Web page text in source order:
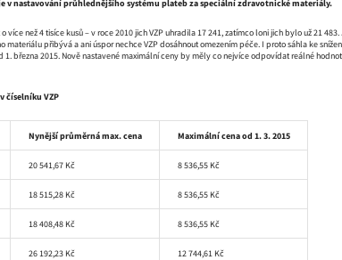
v nastavování průhlednějšího systému plateb za speciální zdravotnické materiály.
více než 4 tisíce kusů – v roce 2010 jich VZP uhradila 17 241, zatímco loni jich bylo už 21 483.
materiálu přibývá a ani úspor nechce VZP dosáhnout omezením péče. I proto sáhla ke
března 2015. Nově nastavené maximální ceny by měly co nejvíce odpovídat reálné
číselníku VZP
Nynější průměrná max. cena Maximální cena od 1. 3. 2015
20 541,67 Kč 8 536,55 Kč
18 515,28 Kč 8 536,55 Kč
18 408,48 Kč 8 536,55 Kč
26 192,23 Kč 12 744,61 Kč